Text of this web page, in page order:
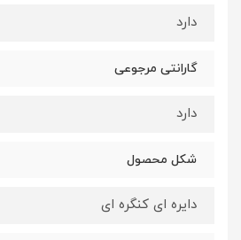
دارد
گارانتی مرجوعی
دارد
شکل محصول
دایره ای کنگره ای